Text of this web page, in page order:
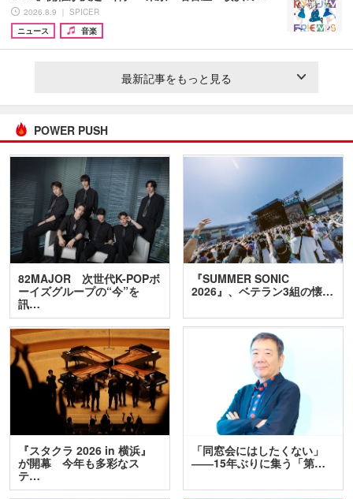
2026.8.9 ｜ SPICER
ニュース
音楽
最新記事をもっと見る
POWER PUSH
82MAJOR 次世代K-POPボ
ーイズグループの“今”を
訊…
『SUMMER SONIC
2026』、ベテラン3組の懐…
『スタクラ 2026 in 横浜』
が開幕 今年も多彩なス
テ…
「同窓会にはしたくない」
――15年ぶりに集う「第…